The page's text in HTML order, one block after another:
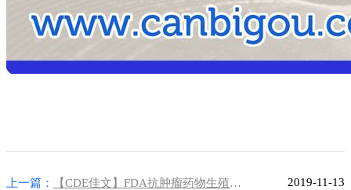
上一篇： 【CDE佳文】FDA抗肿瘤药物生殖毒性检测和说明书建议指导原则介绍
2019-11-13